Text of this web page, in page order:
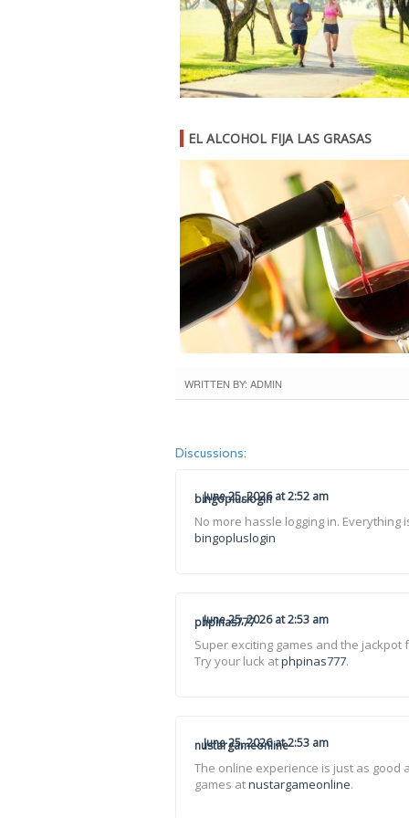
EL ALCOHOL FIJA LAS GRASAS
WRITTEN BY: ADMIN
Discussions:
bingopluslogin
June 25, 2026 at 2:52 am
No more hassle logging in.
bingopluslogin
phpinas777
June 25, 2026 at 2:53 am
Super exciting games and the
Try your luck atphpinas777.
nustargameonline
June 25, 2026 at 2:53 am
The online experience is just as good
games atnustargameonline.